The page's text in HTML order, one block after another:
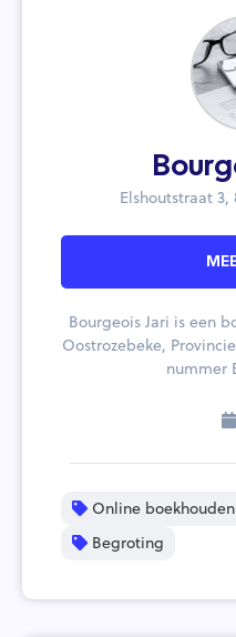
Elshoutstraat 3,
Bourgeois Jari is een
Oostrozebeke,
nummer
Online boekhouden
Begroting